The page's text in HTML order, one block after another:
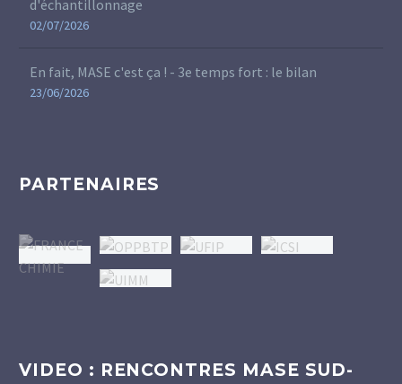
d'échantillonnage
02/07/2026
En fait, MASE c'est ça ! - 3e temps fort : le bilan
23/06/2026
PARTENAIRES
VIDEO : RENCONTRES MASE SUD-